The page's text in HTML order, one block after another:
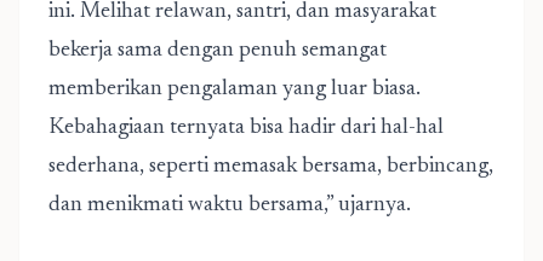
ini. Melihat relawan, santri, dan masyarakat
bekerja sama dengan penuh semangat
memberikan pengalaman yang luar biasa.
Kebahagiaan ternyata bisa hadir dari hal-hal
sederhana, seperti memasak bersama, berbincang,
dan menikmati waktu bersama,” ujarnya.